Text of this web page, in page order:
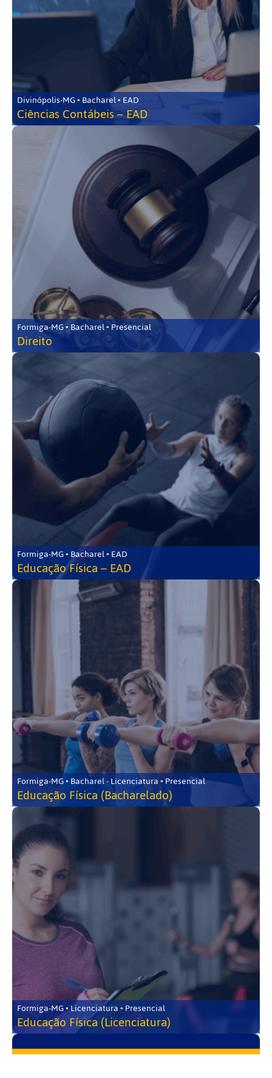
Divinópolis-MG • Bacharel • EAD
Ciências Contábeis – EAD
Formiga-MG • Bacharel • Presencial
Direito
Formiga-MG • Bacharel • EAD
Educação Física – EAD
Formiga-MG • Bacharel - Licenciatura • Presencial
Educação Física (Bacharelado)
Formiga-MG • Licenciatura • Presencial
Educação Física (Licenciatura)